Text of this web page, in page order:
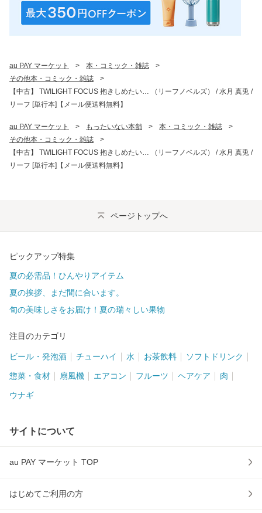
au PAY マーケット > 本・コミック・雑誌
>
その他本・コミック・雑誌
>
【中古】 TWILIGHT FOCUS 抱きしめたい… （リーフノベルズ） / 水月 真兎 /
リーフ [単行本]【メール便送料無料】
au PAY マーケット > もったいない本舗 > 本・コミック・雑誌
>
その他本・コミック・雑誌
>
【中古】 TWILIGHT FOCUS 抱きしめたい… （リーフノベルズ） / 水月 真兎 /
リーフ [単行本]【メール便送料無料】
ページトップへ
ピックアップ特集
夏の必需品！ひんやりアイテム
夏の挨拶、まだ間に合います。
旬の美味しさをお届け！夏の瑞々しい果物
注目のカテゴリ
ビール・発泡酒 チューハイ 水 お茶飲料 ソフトドリンク
惣菜・食材 扇風機 エアコン フルーツ ヘアケア 肉
ウナギ
サイトについて
au PAY マーケット TOP
はじめてご利用の方